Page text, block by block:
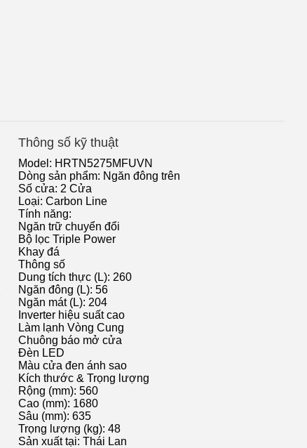
Thông số kỹ thuật
Model: HRTN5275MFUVN
Dòng sản phẩm: Ngăn đông trên
Số cửa: 2 Cửa
Loại: Carbon Line
Tính năng:
Ngăn trữ chuyển đổi
Bộ lọc Triple Power
Khay đá
Thông số
Dung tích thực (L): 260
Ngăn đông (L): 56
Ngăn mát (L): 204
Inverter hiệu suất cao
Làm lạnh Vòng Cung
Chuông báo mở cửa
Đèn LED
Màu cửa đen ánh sao
Kích thước & Trọng lượng
Rộng (mm): 560
Cao (mm): 1680
Sâu (mm): 635
Trọng lượng (kg): 48
Sản xuất tại: Thái Lan